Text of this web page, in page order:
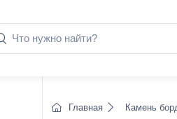
Главная Камень